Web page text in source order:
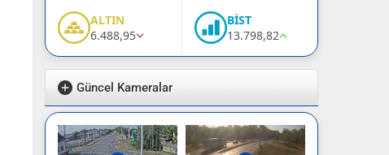
ALTIN
6.488,95
BİST
13.798,82
Güncel Kameralar